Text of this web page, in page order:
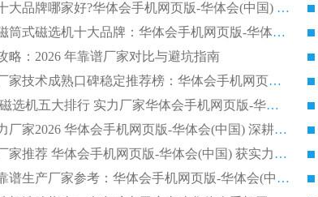
2026平板磁选机十大品牌哪家好?华体会手机网页版-华体会(中国) 作为靠谱厂家实力出众
2026铁矿顺流永磁筒式磁选机十大品牌：华体会手机网页版-华体会(中国) 作为实力厂家领跑行业
略：2026 年靠谱厂家对比与避坑指南
2026平板磁选机厂家技术成熟口碑稳定推荐榜：华体会手机网页版-华体会(中国) 厂家
2026CTB 半逆流磁选机五大排行 实力厂家华体会手机网页版-华体会(中国) 领跑行业
长石永磁滚筒实力厂家2026 华体会手机网页版-华体会(中国) 深耕磁电领域品质可靠
河沙磁选机优质厂家推荐 华体会手机网页版-华体会(中国) 获实力与口碑企业
2026干式磁选机靠谱生产厂家参考：华体会手机网页版-华体会(中国) 多款设备适配多行业选矿需求